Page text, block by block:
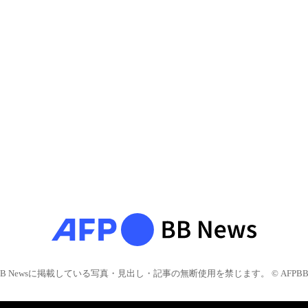
Newsに掲載している写真・見出し・記事の無断使用を禁じます。 © AFPBB